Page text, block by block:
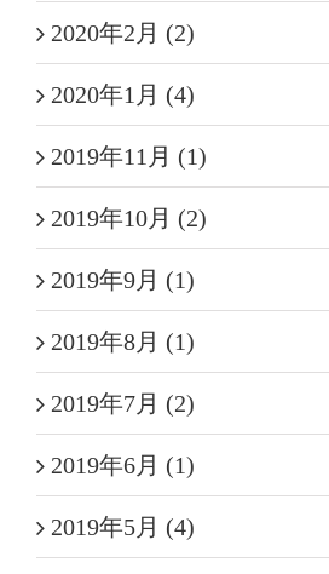
2020年2月 (2)
2020年1月 (4)
2019年11月 (1)
2019年10月 (2)
2019年9月 (1)
2019年8月 (1)
2019年7月 (2)
2019年6月 (1)
2019年5月 (4)